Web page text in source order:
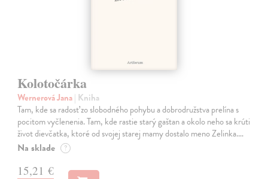
Kolotočárka
Wernerová Jana| Kniha
Tam, kde sa radosť zo slobodného pohybu a dobrodružstva prelína s
pocitom vyčlenenia. Tam, kde rastie starý gaštan a okolo neho sa krúti
život dievčatka, ktoré od svojej starej mamy dostalo meno Zelinka.…
Na sklade ?
15,21 €